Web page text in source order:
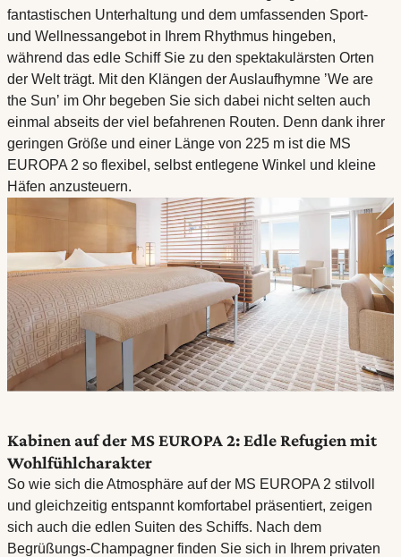
fantastischen Unterhaltung und dem umfassenden Sport-
und Wellnessangebot in Ihrem Rhythmus hingeben,
während das edle Schiff Sie zu den spektakulärsten Orten
der Welt trägt. Mit den Klängen der Auslaufhymne ʼWe are
the Sunʼ im Ohr begeben Sie sich dabei nicht selten auch
einmal abseits der viel befahrenen Routen. Denn dank ihrer
geringen Größe und einer Länge von 225 m ist die MS
EUROPA 2 so flexibel, selbst entlegene Winkel und kleine
Häfen anzusteuern.
Kabinen auf der MS EUROPA 2: Edle Refugien mit
Wohlfühlcharakter
So wie sich die Atmosphäre auf der MS EUROPA 2 stilvoll
und gleichzeitig entspannt komfortabel präsentiert, zeigen
sich auch die edlen Suiten des Schiffs. Nach dem
Begrüßungs-Champagner finden Sie sich in Ihrem privaten